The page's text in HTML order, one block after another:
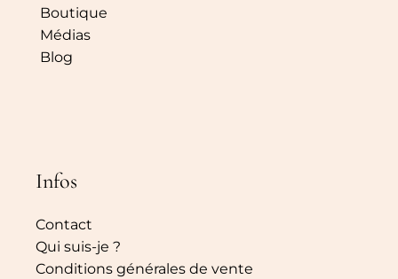
Boutique
Médias
Blog
Infos
Contact
Qui suis-je ?
Conditions générales de vente